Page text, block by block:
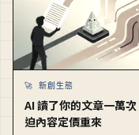
🚀 新創生態
AI 讀了你的文章一萬
迫內容定價重來